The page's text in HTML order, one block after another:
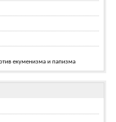
екуменизма и папизма